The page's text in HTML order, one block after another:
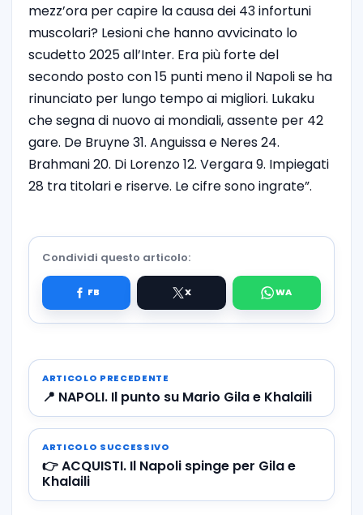
mezz’ora per capire la causa dei 43 infortuni
muscolari? Lesioni che hanno avvicinato lo
scudetto 2025 all’Inter. Era più forte del
secondo posto con 15 punti meno il Napoli se ha
rinunciato per lungo tempo ai migliori. Lukaku
che segna di nuovo ai mondiali, assente per 42
gare. De Bruyne 31. Anguissa e Neres 24.
Brahmani 20. Di Lorenzo 12. Vergara 9. Impiegati
28 tra titolari e riserve. Le cifre sono ingrate”.
Condividi questo articolo:
ARTICOLO PRECEDENTE
📍 NAPOLI. Il punto su Mario Gila e Khalaili
ARTICOLO SUCCESSIVO
👉 ACQUISTI. Il Napoli spinge per Gila e
Khalaili